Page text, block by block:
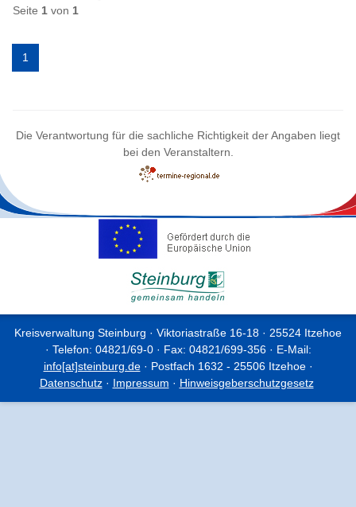
Seite 1 von 1
1
Die Verantwortung für die sachliche Richtigkeit der Angaben liegt
bei den Veranstaltern.
Kreisverwaltung Steinburg · Viktoriastraße 16-18 · 25524 Itzehoe
· Telefon: 04821/69-0 · Fax: 04821/699-356 · E-Mail:
info[at]steinburg.de· Postfach 1632 - 25506 Itzehoe ·
Datenschutz· Impressum · Hinweisgeberschutzgesetz